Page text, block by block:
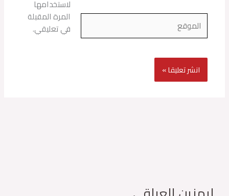
الموقع
لاستخدامها
المرة المقبلة
في تعليقي.